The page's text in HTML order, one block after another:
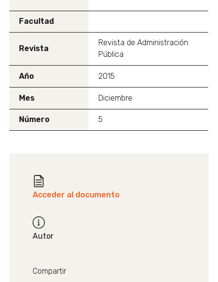
Facultad
Revista
Revista de Administración
Pública
Año 2015
Mes Diciembre
Número 5
Acceder al documento
Autor
Compartir